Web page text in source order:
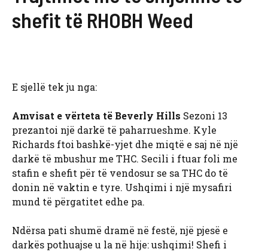
shefit të RHOBH Weed
E sjellë tek ju nga:
Amvisat e vërteta të Beverly Hills Sezoni 13
prezantoi një darkë të paharrueshme. Kyle
Richards ftoi bashkë-yjet dhe miqtë e saj në një
darkë të mbushur me THC. Secili i ftuar foli me
stafin e shefit për të vendosur se sa THC do të
donin në vaktin e tyre. Ushqimi i një mysafiri
mund të përgatitet edhe pa.
Ndërsa pati shumë dramë në festë, një pjesë e
darkës pothuajse u la në hije: ushqimi! Shefi i